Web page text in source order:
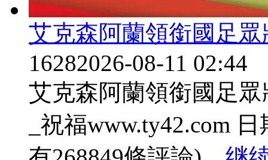
艾克森阿蘭領銜國足
16282026-08-11 02:44
艾克森阿蘭領銜國足
_祝福www.ty42.com